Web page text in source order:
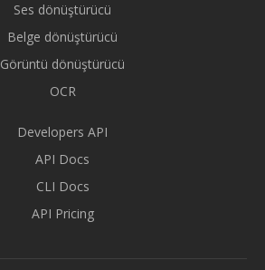
Ses dönüştürücü
Belge dönüştürücü
Görüntü dönüştürücü
OCR
Developers API
API Docs
CLI Docs
API Pricing